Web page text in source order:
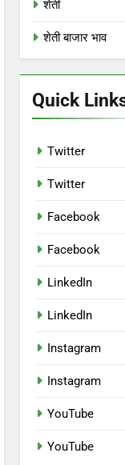
शेती
शेती बाजार भाव
Quick
Twitter
Twitter
Facebook
Facebook
LinkedIn
LinkedIn
Instagram
Instagram
YouTube
YouTube